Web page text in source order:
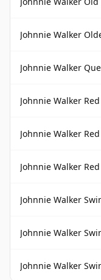
Johnnie Walker
Johnnie Walker
Johnnie Walker
Johnnie Walker
Johnnie Walker
Johnnie Walker
Johnnie Walker
Johnnie Walker